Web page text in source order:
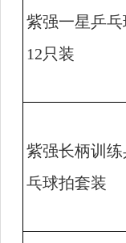
紫强一星乒乓
12只装
紫强长柄训练
乓球拍套装